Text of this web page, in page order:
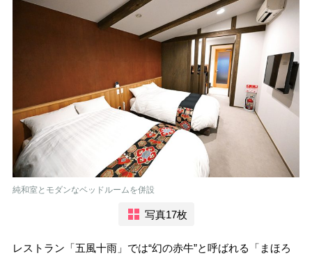
純和室とモダンなベッドルームを併設
写真17枚
レストラン「五風十雨」では“幻の赤牛”と呼ばれる「まほろ